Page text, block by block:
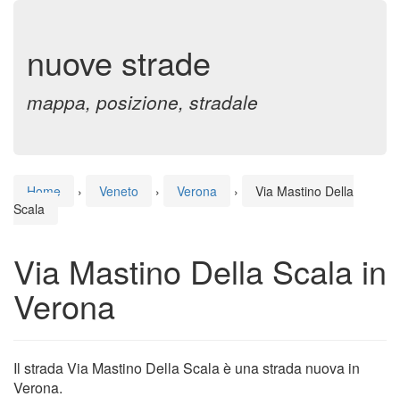
nuove strade
mappa, posizione, stradale
Home › Veneto › Verona ›
Via Mastino Della
Scala
Via Mastino Della Scala in
Verona
Il strada Via Mastino Della Scala è una strada nuova in
Verona.